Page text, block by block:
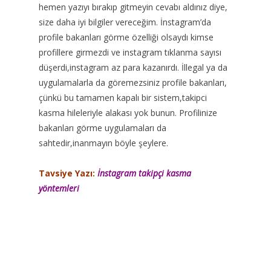
hemen yazıyı bırakıp gitmeyin cevabı aldınız diye,
size daha iyi bilgiler vereceğim. İnstagram’da
profile bakanları görme özelliği olsaydı kimse
profillere girmezdi ve instagram tıklanma sayısı
düşerdi,instagram az para kazanırdı. İllegal ya da
uygulamalarla da göremezsiniz profile bakanları,
çünkü bu tamamen kapalı bir sistem,takipci
kasma hileleriyle alakası yok bunun. Profilinize
bakanları görme uygulamaları da
sahtedir,inanmayın böyle şeylere.
Tavsiye Yazı: İnstagram takipçi kasma
yöntemleri